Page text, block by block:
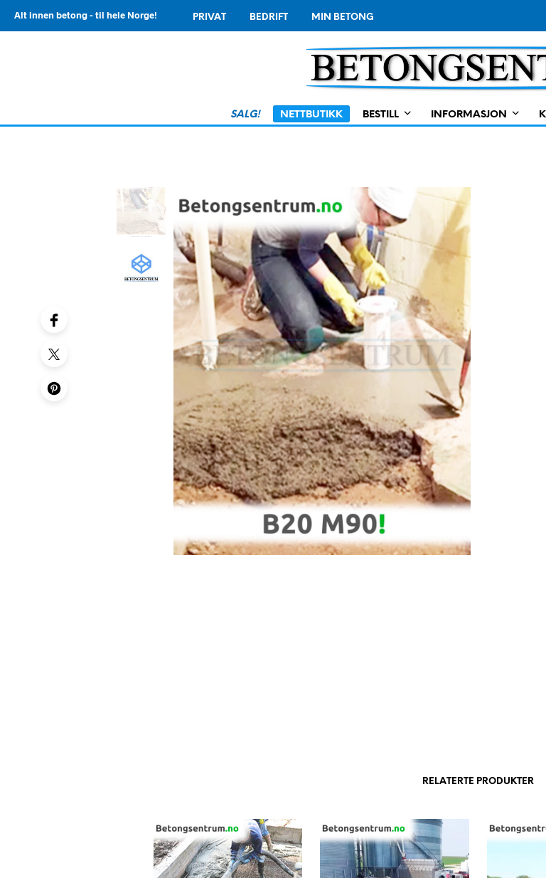
Alt innen betong - til hele Norge! PRIVAT BEDRIFT MIN BETONG
SALG! NETTBUTIKK BESTILL INFORMASJON
RELATERTE PRODUKTER